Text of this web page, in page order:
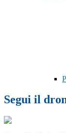
Segui il